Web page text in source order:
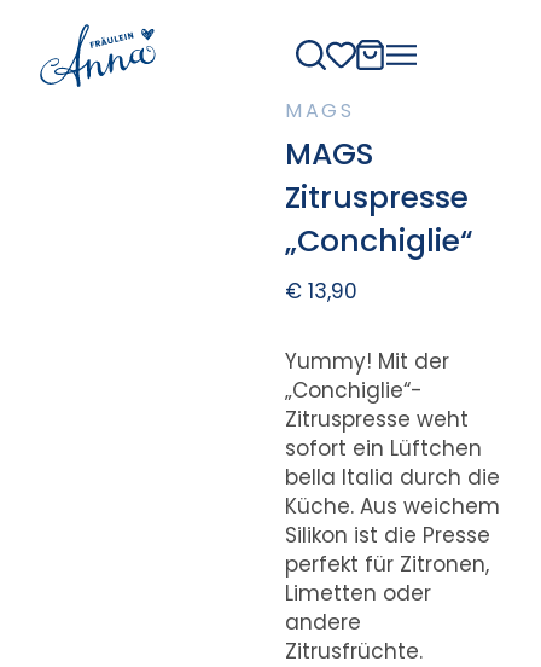
MAGS
MAGS
Zitruspresse
„Conchiglie“
€13,90
Yummy! Mit der
„Conchiglie“-
Zitruspresse weht
sofort ein Lüftchen
bella Italia durch die
Küche. Aus weichem
Silikon ist die Presse
perfekt für Zitronen,
Limetten oder
andere
Zitrusfrüchte.